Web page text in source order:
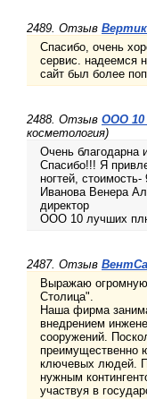
2489. Отзыв
Спасибо, очень
сервис. надеемся
сайт был более
2488. Отзыв ООО 10
косметология)
Очень благодарна
Спасибо!!! Я
ногтей,
Иванова Венера
директор
ООО 10 лучших
2487. Отзыв
Выражаю огромную
Столица".
Наша фирма
внедрением
сооружений.
преимущественно
ключевых людей.
нужным
участвуя в